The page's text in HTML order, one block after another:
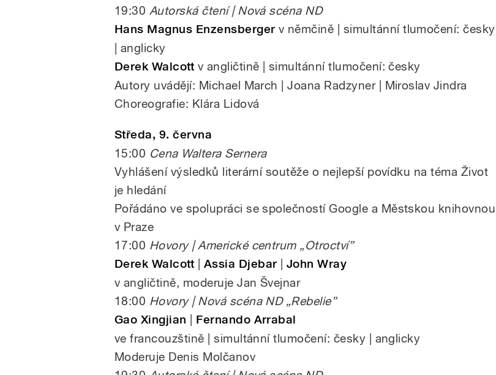
19:30 Autorská čtení | Nová scéna ND
Hans Magnus Enzensberger v němčině | simultánní tlumočení: česky
| anglicky
Derek Walcott v angličtině | simultánní tlumočení: česky
Autory uvádějí: Michael March | Joana Radzyner | Miroslav Jindra
Choreografie: Klára Lidová
Středa, 9. června
15:00 Cena Waltera Sernera
Vyhlášení výsledků literární soutěže o nejlepší povídku na téma Život
je hledání
Pořádáno ve spolupráci se společností Google a Městskou knihovnou
v Praze
17:00 Hovory | Americké centrum „Otroctví”
Derek Walcott Assia Djebar John Wray
v angličtině, moderuje Jan Švejnar
18:00 Hovory | Nová scéna ND „Rebelie”
Gao Xingjian Fernando Arrabal
ve francouzštině | simultánní tlumočení: česky | anglicky
Moderuje Denis Molčanov